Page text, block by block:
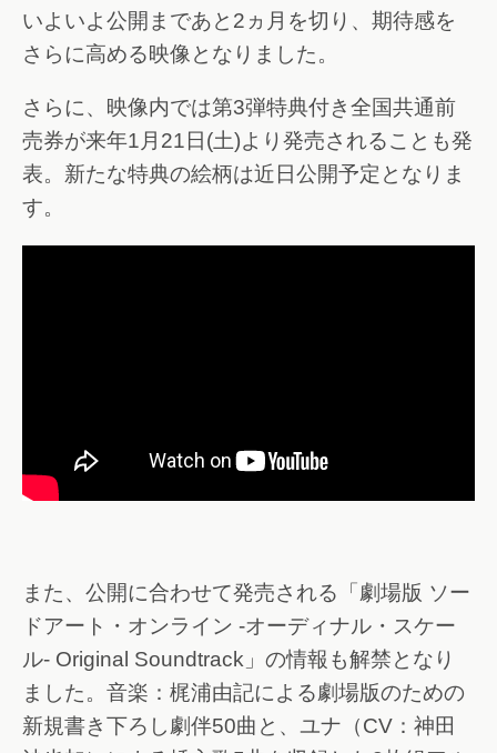
いよいよ公開まであと2ヵ月を切り、期待感を
さらに高める映像となりました。
さらに、映像内では第3弾特典付き全国共通前
売券が来年1月21日(土)より発売されることも発
表。新たな特典の絵柄は近日公開予定となりま
す。
また、公開に合わせて発売される「劇場版 ソー
ドアート・オンライン -オーディナル・スケー
ル- Original Soundtrack」の情報も解禁となり
ました。音楽：梶浦由記による劇場版のための
新規書き下ろし劇伴50曲と、ユナ（CV：神田